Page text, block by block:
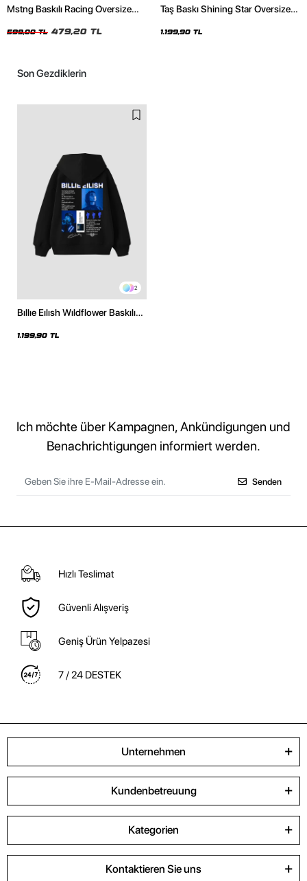
Mstng Baskılı Racing Oversize
599,00 TL 479,20 TL
Taş Baskı Shining Star Oversize
1.199,90 TL
Son Gezdiklerin
2
Bıllıe Eılısh Wıldflower Baskılı
1.199,90 TL
Ich möchte über Kampagnen, Ankündigungen und
Benachrichtigungen informiert werden.
Senden
Hızlı Teslimat
Güvenli Alışveriş
Geniş Ürün Yelpazesi
7 / 24 DESTEK
Unternehmen
Kundenbetreuung
Kategorien
Kontaktieren Sie uns